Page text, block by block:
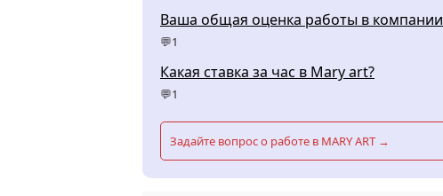
Ваша общая оценка работы в компании
💬1
Какая ставка за час в Mary art?
💬1
Задайте вопрос о работе в MARY ART →